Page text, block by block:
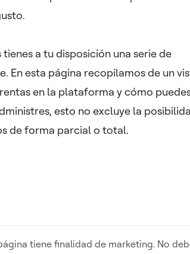
a tu disposición una serie de
En esta página recopilamos de un
en la plataforma y cómo
esto no excluye la
de forma parcial o total.
tiene finalidad de marketing. No